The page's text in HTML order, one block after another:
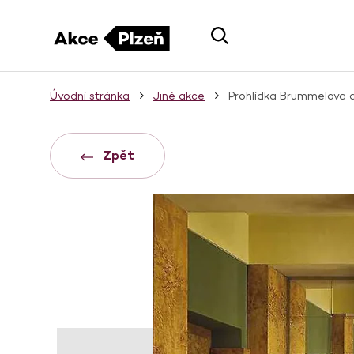
Úvodní stránka Jiné akce Prohlídka Brummelova
Zpět